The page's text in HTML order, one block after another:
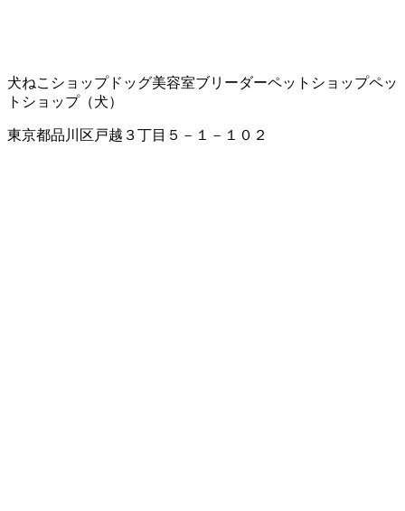
犬ねこショップドッグ美容室ブリーダーペットショップペッ
トショップ（犬）
東京都品川区戸越３丁目５－１－１０２